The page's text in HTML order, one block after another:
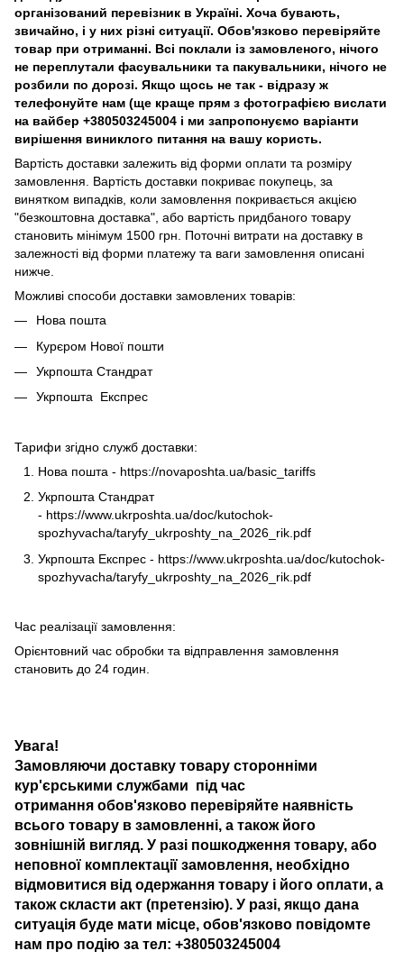
організований перевізник в Україні. Хоча бувають,
звичайно, і у них різні ситуації. Обов'язково перевіряйте
товар при отриманні. Всі поклали із замовленого, нічого
не переплутали фасувальники та пакувальники, нічого не
розбили по дорозі. Якщо щось не так - відразу ж
телефонуйте нам (ще краще прям з фотографією вислати
на вайбер +380503245004 і ми запропонуємо варіанти
вирішення виниклого питання на вашу користь.
Вартість доставки залежить від форми оплати та розміру
замовлення. Вартість доставки покриває покупець, за
винятком випадків, коли замовлення покривається акцією
"безкоштовна доставка", або вартість придбаного товару
становить мінімум 1500 грн. Поточні витрати на доставку в
залежності від форми платежу та ваги замовлення описані
нижче.
Можливі способи доставки замовлених товарів:
Нова пошта
Курєром Нової пошти
Укрпошта Стандрат
Укрпошта Експрес
Тарифи згідно служб доставки:
Нова пошта - https://novaposhta.ua/basic_tariffs
Укрпошта Стандрат
- https://www.ukrposhta.ua/doc/kutochok-
spozhyvacha/taryfy_ukrposhty_na_2026_rik.pdf
Укрпошта Експрес - https://www.ukrposhta.ua/doc/kutochok-
spozhyvacha/taryfy_ukrposhty_na_2026_rik.pdf
Час реалізації замовлення:
Орієнтовний час обробки та відправлення замовлення
становить до 24 годин.
Увага!
Замовляючи доставку товару сторонніми
кур'єрськими службами під час
отримання обов'язково перевіряйте наявність
всього товару в замовленні, а також його
зовнішній вигляд. У разі пошкодження товару, або
неповної комплектації замовлення, необхідно
відмовитися від одержання товару і його оплати, а
також скласти акт (претензію). У разі, якщо дана
ситуація буде мати місце, обов'язково повідомте
нам про подію за тел: +380503245004